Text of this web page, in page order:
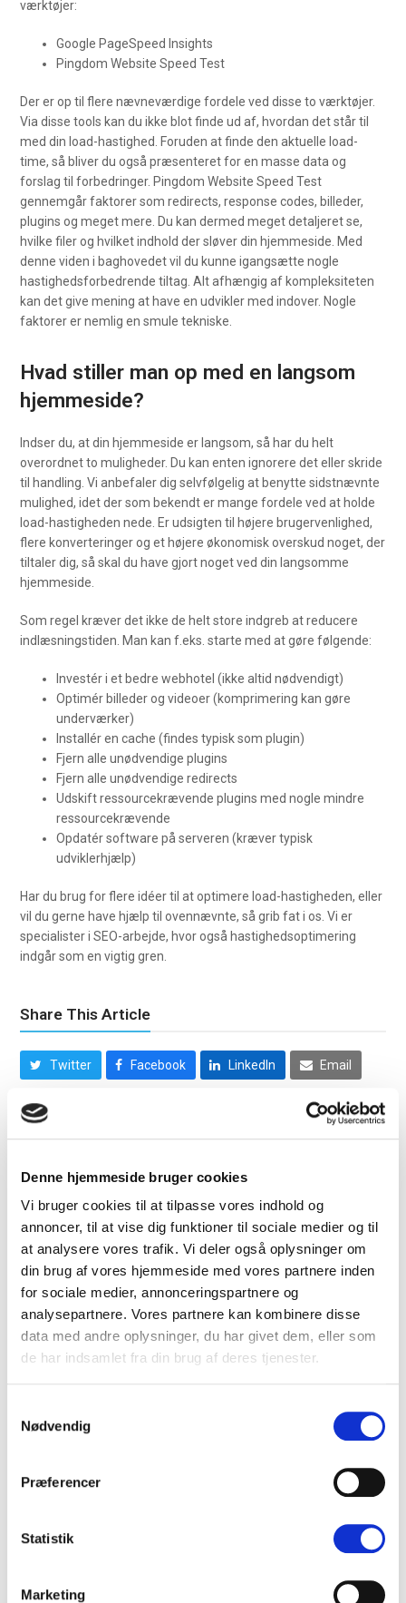
Denne hjemmeside bruger cookies
Vi bruger cookies til at tilpasse vores indhold og
annoncer, til at vise dig funktioner til sociale medier og til
at analysere vores trafik. Vi deler også oplysninger om
din brug af vores hjemmeside med vores partnere inden
for sociale medier, annonceringspartnere og
analysepartnere. Vores partnere kan kombinere disse
data med andre oplysninger, du har givet dem, eller som
de har indsamlet fra din brug af deres tjenester.
Nødvendig
Præferencer
Statistik
Marketing
værktøjer:
Google PageSpeed Insights
Pingdom Website Speed Test
Der er op til flere nævneværdige fordele ved disse to værktøjer.
Via disse tools kan du ikke blot finde ud af, hvordan det står til
med din load-hastighed. Foruden at finde den aktuelle load-
time, så bliver du også præsenteret for en masse data og
forslag til forbedringer. Pingdom Website Speed Test
gennemgår faktorer som redirects, response codes, billeder,
plugins og meget mere. Du kan dermed meget detaljeret se,
hvilke filer og hvilket indhold der sløver din hjemmeside. Med
denne viden i baghovedet vil du kunne igangsætte nogle
hastighedsforbedrende tiltag. Alt afhængig af kompleksiteten
kan det give mening at have en udvikler med indover. Nogle
faktorer er nemlig en smule tekniske.
Hvad stiller man op med en langsom
hjemmeside?
Indser du, at din hjemmeside er langsom, så har du helt
overordnet to muligheder. Du kan enten ignorere det eller skride
til handling. Vi anbefaler dig selvfølgelig at benytte sidstnævnte
mulighed, idet der som bekendt er mange fordele ved at holde
load-hastigheden nede. Er udsigten til højere brugervenlighed,
flere konverteringer og et højere økonomisk overskud noget, der
tiltaler dig, så skal du have gjort noget ved din langsomme
hjemmeside.
Som regel kræver det ikke de helt store indgreb at reducere
indlæsningstiden. Man kan f.eks. starte med at gøre følgende:
Investér i et bedre webhotel (ikke altid nødvendigt)
Optimér billeder og videoer (komprimering kan gøre
underværker)
Installér en cache (findes typisk som plugin)
Fjern alle unødvendige plugins
Fjern alle unødvendige redirects
Udskift ressourcekrævende plugins med nogle mindre
ressourcekrævende
Opdatér software på serveren (kræver typisk
udviklerhjælp)
Har du brug for flere idéer til at optimere load-hastigheden, eller
vil du gerne have hjælp til ovennævnte, så grib fat i os. Vi er
specialister i SEO-arbejde, hvor også hastighedsoptimering
indgår som en vigtig gren.
Share This Article
Twitter Facebook LinkedIn Email
Kim Jørgensen
Artiklen er skrevet af Kim Jørgensen, som er ejer og
Head of SEO her hos SearchMore. Kim har mere end 14
års erfaring med Søgemaskineoptimering og WordPress.
Related Posts